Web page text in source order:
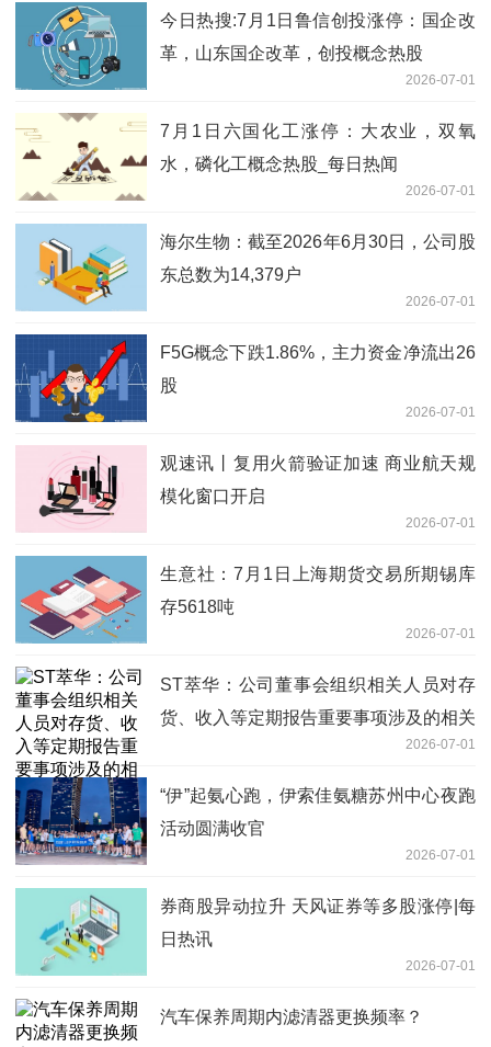
今日热搜:7月1日鲁信创投涨停：国企改
革，山东国企改革，创投概念热股
2026-07-01
7月1日六国化工涨停：大农业，双氧
水，磷化工概念热股_每日热闻
2026-07-01
海尔生物：截至2026年6月30日，公司股
东总数为14,379户
2026-07-01
F5G概念下跌1.86%，主力资金净流出26
股
2026-07-01
观速讯丨复用火箭验证加速 商业航天规
模化窗口开启
2026-07-01
生意社：7月1日上海期货交易所期锡库
存5618吨
2026-07-01
ST萃华：公司董事会组织相关人员对存
货、收入等定期报告重要事项涉及的相关
2026-07-01
“伊”起氨心跑，伊索佳氨糖苏州中心夜跑
活动圆满收官
2026-07-01
券商股异动拉升 天风证券等多股涨停|每
日热讯
2026-07-01
汽车保养周期内滤清器更换频率？